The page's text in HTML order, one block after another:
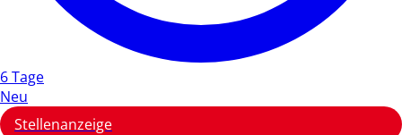
6 Tage
Neu
Stellenanzeige